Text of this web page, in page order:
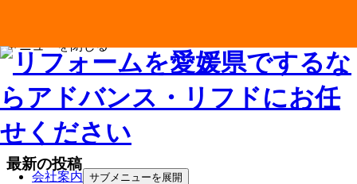
会社案内 サブメニューを展開
メニューを閉じる
最新の投稿